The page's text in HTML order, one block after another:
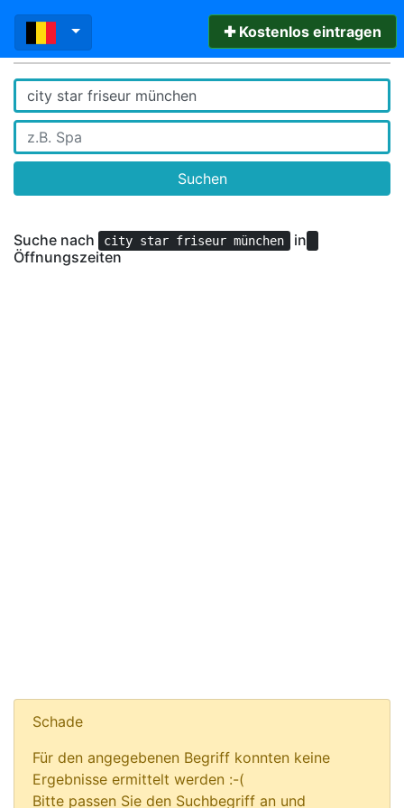
✚ Kostenlos eintragen
Suchen
Suche nach city star friseur münchen
in
Öffnungszeiten
Schade
Für den angegebenen Begriff konnten keine
Ergebnisse ermittelt werden :-(
Bitte passen Sie den Suchbegriff an und